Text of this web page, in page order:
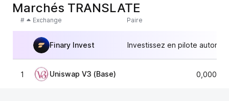
Marchés TRANSLATE
# Exchange Paire
Finary Invest Investissez en pilote
1 Uniswap V3 (Base)